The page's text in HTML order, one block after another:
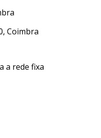
Coimbra
a rede fixa